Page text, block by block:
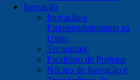
Inovação
Inovação e
Empreendedorismo na
Unisc
Tecnounisc
Escritório de Projetos
Núcleo de Inovação e